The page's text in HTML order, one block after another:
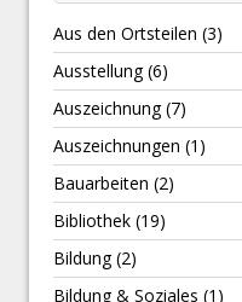
Aus den Ortsteilen (3)
Ausstellung(6)
Auszeichnung(7)
Auszeichnungen (1)
Bauarbeiten (2)
Bibliothek (19)
Bildung(2)
Bildung & Soziales (1)